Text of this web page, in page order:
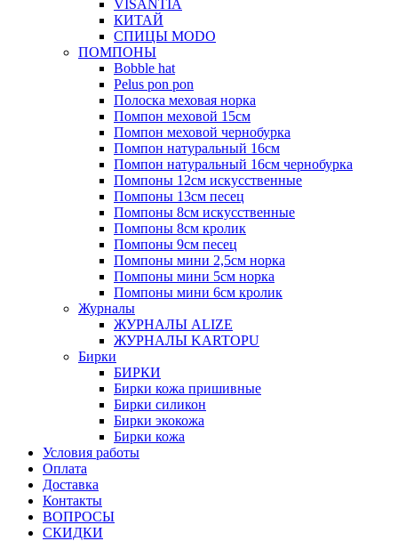
VISANTIA
КИТАЙ
СПИЦЫ MODO
ПОМПОНЫ
Bobble hat
Pelus pon pon
Полоска меховая норка
Помпон меховой 15см
Помпон меховой чернобурка
Помпон натуральный 16см
Помпон натуральный 16см чернобурка
Помпоны 12см искусственные
Помпоны 13см песец
Помпоны 8см искусственные
Помпоны 8см кролик
Помпоны 9см песец
Помпоны мини 2,5см норка
Помпоны мини 5см норка
Помпоны мини 6см кролик
Журналы
ЖУРНАЛЫ ALIZE
ЖУРНАЛЫ KARTOPU
Бирки
БИРКИ
Бирки кожа пришивные
Бирки силикон
Бирки экокожа
Бирки кожа
Условия работы
Оплата
Доставка
Контакты
ВОПРОСЫ
СКИДКИ